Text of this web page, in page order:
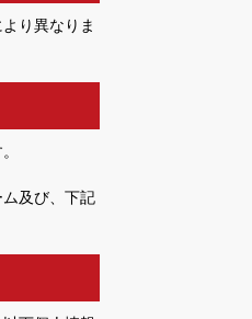
り異なりま
及び、下記